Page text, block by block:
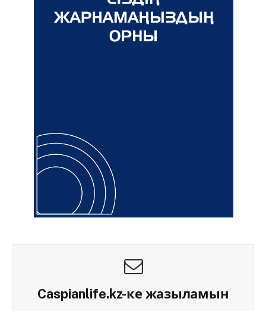
Caspianlife.kz-ке жазыламын